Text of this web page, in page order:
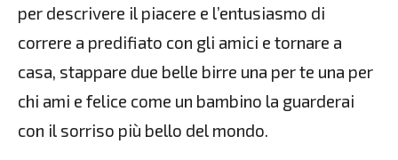
per descrivere il piacere e l’entusiasmo di
correre a predifiato con gli amici e tornare a
casa, stappare due belle birre una per te una per
chi ami e felice come un bambino la guarderai
con il sorriso più bello del mondo.